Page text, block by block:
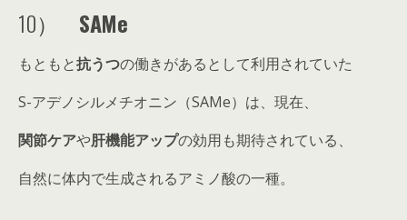
10） SAMe
もともと抗うつの働きがあるとして利用されていた
S-アデノシルメチオニン（SAMe）は、現在、
関節ケアや肝機能アップの効用も期待されている、
自然に体内で生成されるアミノ酸の一種。